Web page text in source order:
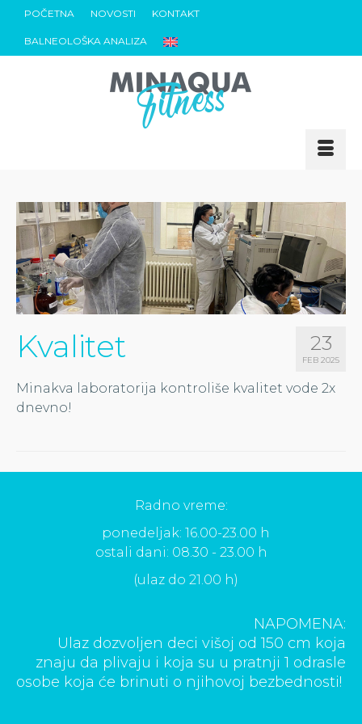
POČETNA NOVOSTI KONTAKT
BALNEOLOŠKA ANALIZA
23
FEB 2025
Kvalitet
Minakva laboratorija kontroliše kvalitet vode 2x
dnevno!
Radno vreme:
ponedeljak: 16.00-23.00 h
ostali dani: 08.30 - 23.00 h
(ulaz do 21.00 h)
NAPOMENA:
Ulaz dozvoljen deci višoj od 150 cm koja
znaju da plivaju i koja su u pratnji 1 odrasle
osobe koja će brinuti o njihovoj bezbednosti!